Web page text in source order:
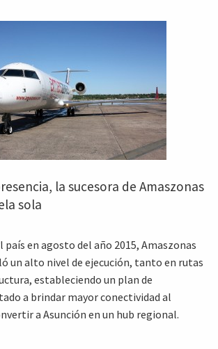
la sucesora de Amaszonas
sola
país en agosto del año 2015, Amaszonas
un alto nivel de ejecución, tanto en rutas
estableciendo un plan de
a brindar mayor conectividad al
a Asunción en un hub regional.